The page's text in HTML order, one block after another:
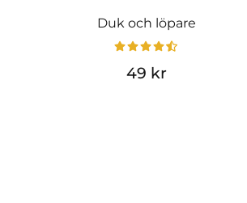
Duk och löpare
49 kr